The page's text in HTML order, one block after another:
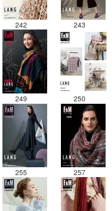
242 243
249 250
255 257